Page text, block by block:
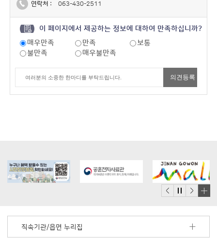
연락처 :
063-430-2511
이 페이지에서 제공하는 정보에 대하여 만족하십니까?
매우만족
만족
보통
불만족
매우불만족
직속기관/읍면 누리집